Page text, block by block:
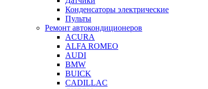
Конденсаторы электрические
Пульты
Ремонт автокондиционеров
ACURA
ALFA ROMEO
AUDI
BMW
BUICK
CADILLAC